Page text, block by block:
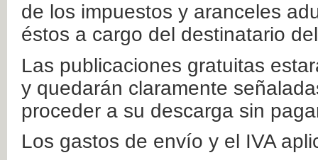
de los impuestos y aranceles
éstos a cargo del destinatario
Las publicaciones gratuitas
y quedarán claramente
proceder a su descarga sin
Los gastos de envío y el IVA